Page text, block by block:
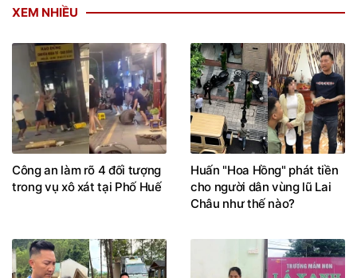
XEM NHIỀU
Công an làm rõ 4 đối tượng
trong vụ xô xát tại Phố Huế
Huấn "Hoa Hồng" phát tiền
cho người dân vùng lũ Lai
Châu như thế nào?